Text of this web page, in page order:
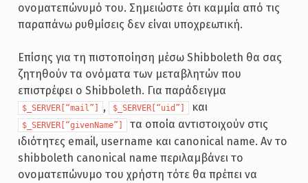
ονοματεπώνυμό του. Σημειώστε ότι καμμία από τις
παραπάνω ρυθμίσεις δεν είναι υποχρεωτική.
Επίσης για τη πιστοποίηση μέσω Shibboleth θα σας
ζητηθούν τα ονόματα των μεταβλητών που
επιστρέφει ο Shibboleth. Για παράδειγμα
$_SERVER[“mail”] , $_SERVER[“uid”] και
$_SERVER[“givenName”]
τα οποία αντιστοιχούν στις
ιδιότητες email, username και canonical name. Αν το
shibboleth canonical name περιλαμβάνει το
ονοματεπώνυμο του χρήστη τότε θα πρέπει να